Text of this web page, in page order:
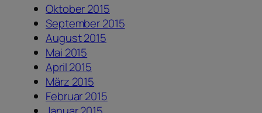
Oktober 2015
September 2015
August 2015
Mai 2015
April 2015
März 2015
Februar 2015